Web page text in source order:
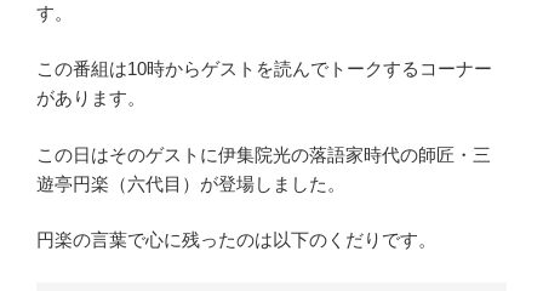
す。
この番組は10時からゲストを読んでトークするコーナー
があります。
この日はそのゲストに伊集院光の落語家時代の師匠・三
遊亭円楽（六代目）が登場しました。
円楽の言葉で心に残ったのは以下のくだりです。